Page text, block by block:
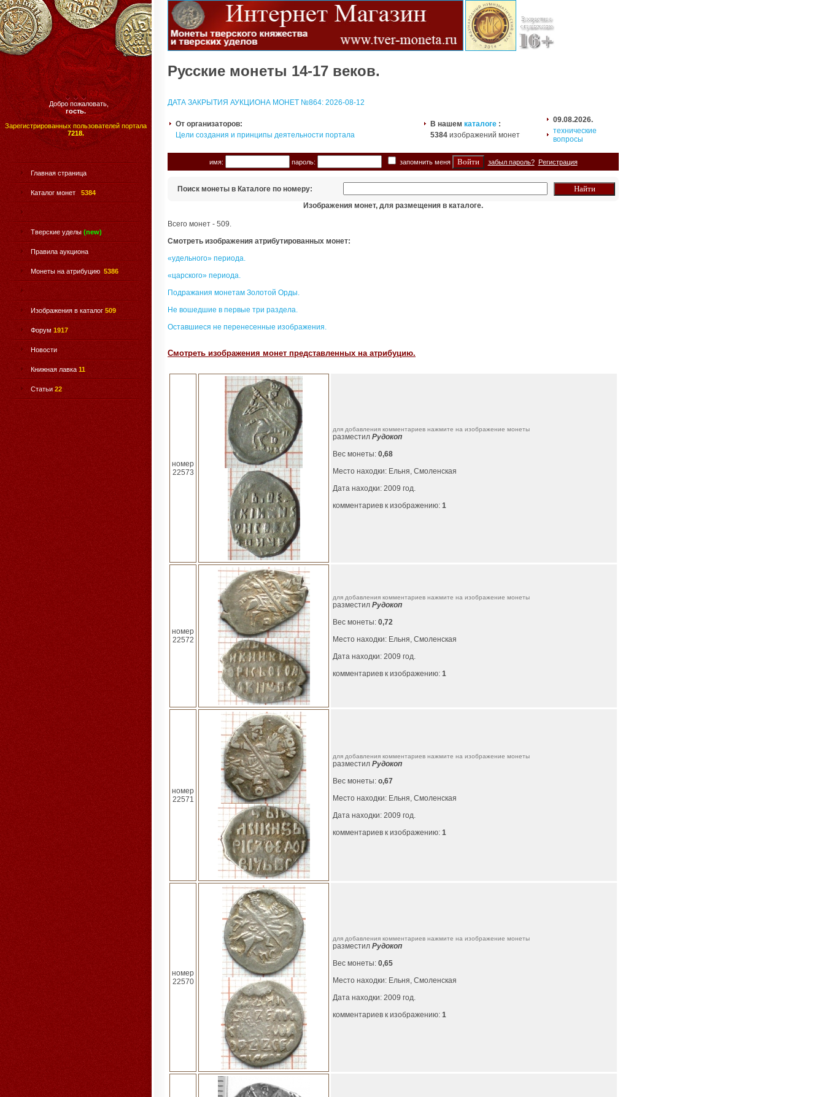
Добро пожаловать,
гость.
Зарегистрированных пользователей портала
7218.
Главная страница
Каталог монет 5384
Тверские уделы (new)
Правила аукциона
Монеты на атрибуцию 5386
Изображения в каталог 509
Форум 1917
Новости
Книжная лавка 11
Статьи 22
Русские монеты 14-17 веков.
ДАТА ЗАКРЫТИЯ АУКЦИОНА МОНЕТ №864: 2026-08-12
От организаторов:
Цели создания и принципы деятельности портала
В нашем каталоге :
5384 изображений монет
09.08.2026.
технические
вопросы
имя: пароль: запомнить меня забыл пароль? Регистрация
Поиск монеты в Каталоге по номеру:
Изображения монет, для размещения в каталоге.
Всего монет - 509.
Смотреть изображения атрибутированных монет:
«удельного» периода.
«царского» периода.
Подражания монетам Золотой Орды.
Не вошедшие в первые три раздела.
Оставшиеся не перенесенные изображения.
Смотреть изображения монет представленных на атрибуцию.
номер
22573
для добавления комментариев нажмите на изображение монеты
разместил Рудокоп
Вес монеты: 0,68
Место находки: Ельня, Смоленская
Дата находки: 2009 год.
комментариев к изображению: 1
номер
22572
для добавления комментариев нажмите на изображение монеты
разместил Рудокоп
Вес монеты: 0,72
Место находки: Ельня, Смоленская
Дата находки: 2009 год.
комментариев к изображению: 1
номер
22571
для добавления комментариев нажмите на изображение монеты
разместил Рудокоп
Вес монеты: о,67
Место находки: Ельня, Смоленская
Дата находки: 2009 год.
комментариев к изображению: 1
номер
22570
для добавления комментариев нажмите на изображение монеты
разместил Рудокоп
Вес монеты: 0,65
Место находки: Ельня, Смоленская
Дата находки: 2009 год.
комментариев к изображению: 1